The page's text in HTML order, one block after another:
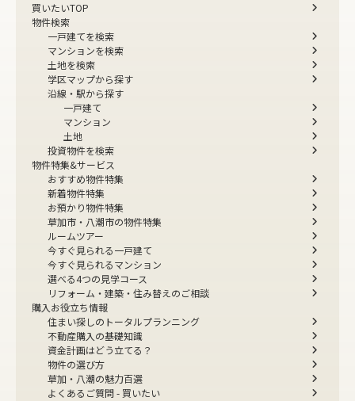
買いたいTOP
物件検索
一戸建てを検索
マンションを検索
土地を検索
学区マップから探す
沿線・駅から探す
一戸建て
マンション
土地
投資物件を検索
物件特集&サービス
おすすめ物件特集
新着物件特集
お預かり物件特集
草加市・八潮市の物件特集
ルームツアー
今すぐ見られる一戸建て
今すぐ見られるマンション
選べる4つの見学コース
リフォーム・建築・住み替えのご相談
購入お役立ち情報
住まい探しのトータルプランニング
不動産購入の基礎知識
資金計画はどう立てる？
物件の選び方
草加・八潮の魅力百選
よくあるご質問 - 買いたい